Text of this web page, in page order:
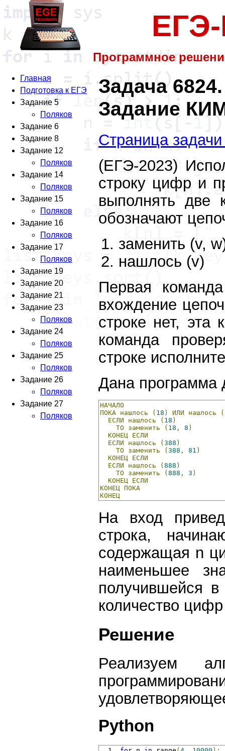
Программное
Главная
Подготовка к ЕГЭ
Задание 5
Поляков
Задание 6
Задание 8
Задание 12
Поляков
Задание 14
Поляков
Задание 15
Поляков
Задание 16
Поляков
Задание 17
Поляков
Задание 19
Задание 20
Задание 21
Задание 23
Поляков
Задание 24
Поляков
Задание 25
Поляков
Задание 26
Поляков
Задание 27
Поляков
Задача
Задание
Страница
(ЕГЭ-2023)
строку цифр и
выполнять
обозначают
заменить (v,
нашлось (v)
Первая
вхождение
строке нет, эта
команда
строке
Дана программа
НАЧАЛО
ПОКА нашлось ( 18 ) ИЛИ нашлось (
ЕСЛИ
нашлось ( 18 )
ТО
заменить ( 18 , 8 )
КОНЕЦ
ЕСЛИ
ЕСЛИ
нашлось ( 388 )
ТО
заменить ( 388 , 81 )
КОНЕЦ
ЕСЛИ
ЕСЛИ
нашлось ( 888 )
ТО
заменить ( 888 , 3 )
КОНЕЦ
ЕСЛИ
КОНЕЦ ПОКА
КОНЕЦ
На вход
строка,
содержащая n
наименьшее
получившейся в
количество
Решение
Реализуем
Python